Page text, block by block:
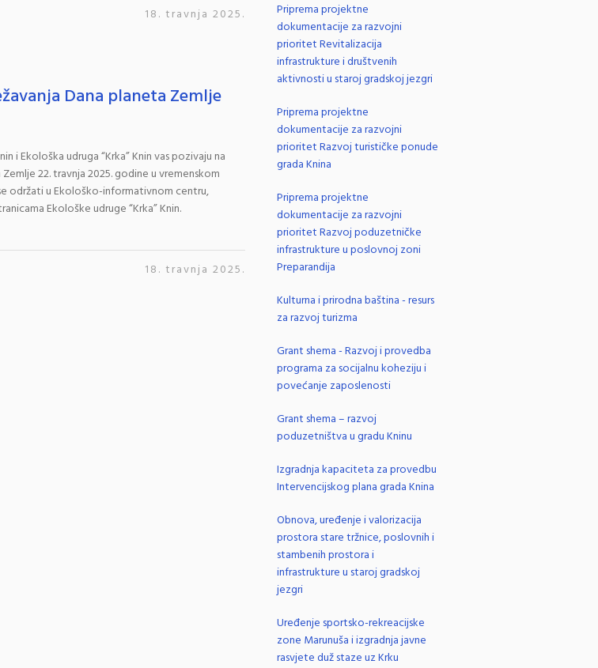
18. travnja 2025.
Dana planeta Zemlje
i Ekološka udruga “Krka” Knin vas pozivaju na
22. travnja 2025. godine u vremenskom
održati u Ekološko-informativnom centru,
Ekološke udruge “Krka” Knin.
18. travnja 2025.
Priprema projektne
dokumentacije za razvojni
prioritet Revitalizacija
infrastrukture i društvenih
aktivnosti u staroj gradskoj jezgri
Priprema projektne
dokumentacije za razvojni
prioritet Razvoj turističke ponude
grada Knina
Priprema projektne
dokumentacije za razvojni
prioritet Razvoj poduzetničke
infrastrukture u poslovnoj zoni
Preparandija
Kulturna i prirodna baština - resurs
za razvoj turizma
Grant shema - Razvoj i provedba
programa za socijalnu koheziju i
povećanje zaposlenosti
Grant shema – razvoj
poduzetništva u gradu Kninu
Izgradnja kapaciteta za provedbu
Intervencijskog plana grada Knina
Obnova, uređenje i valorizacija
prostora stare tržnice, poslovnih i
stambenih prostora i
infrastrukture u staroj gradskoj
jezgri
Uređenje sportsko-rekreacijske
zone Marunuša i izgradnja javne
rasvjete duž staze uz Krku